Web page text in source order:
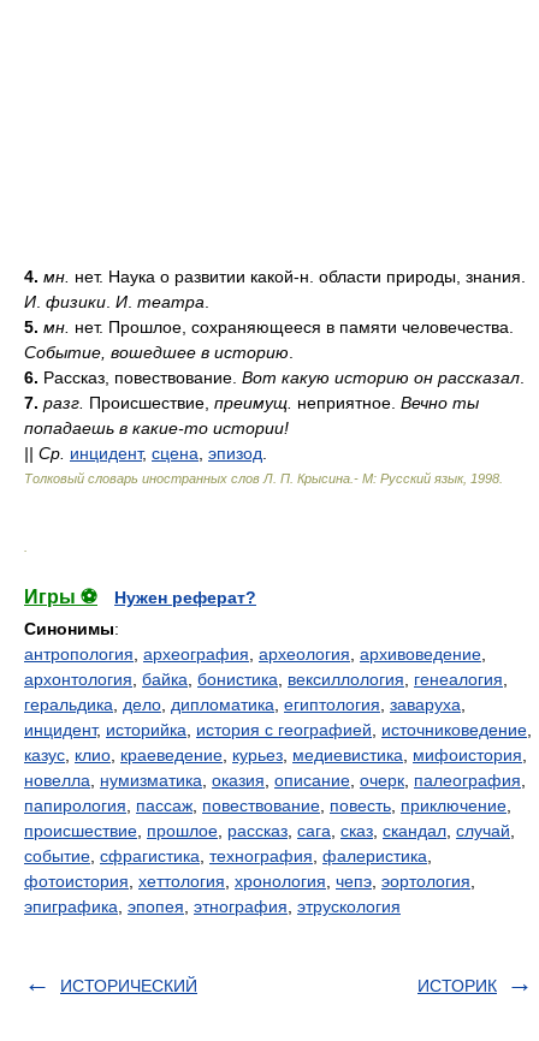
4. мн. нет. Наука о развитии какой-н. области природы, знания.
И физики И театра
5. мн. нет. Прошлое, сохраняющееся в памяти человечества.
Событие, вошедшее в историю
6. Рассказ, повествование. Вот какую историю он рассказал
7. разг. Происшествие, преимущ. неприятное. Вечно ты
попадаешь в какие-то истории!
|| Ср. инцидент, сцена эпизод
Толковый словарь иностранных слов Л. П. Крысина.- М: Русский язык, 1998
Игры ⚽
Нужен реферат?
Синонимы:
антропология археография археология архивоведение
архонтология байка бонистика вексиллология генеалогия
геральдика
дело дипломатика египтология заваруха
инцидент, историйка история с географией источниковедение
казус клио краеведение курьез медиевистика мифоистория
новелла
нумизматика оказия описание очерк палеография
папирология
пассаж повествование повесть приключение
происшествие прошлое рассказ сага сказ скандал случай
событие сфрагистика технография фалеристика
фотоистория хеттология хронология чепэ эортология
эпиграфика эпопея этнография этрускология
ИСТОРИЧЕСКИЙ ИСТОРИК